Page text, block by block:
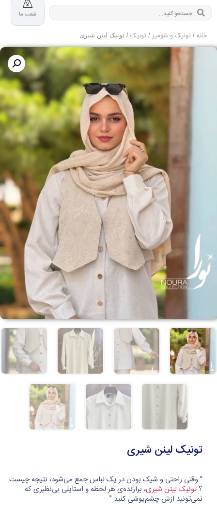
شعب ما
خانه / تونیک و شومیز / تونیک / تونیک لینن شیری
تونیک لینن شیری
” وقتی راحتی و شیک بودن در یک لباس جمع می‌شود، نتیجه چیست
؟تونیک لینن شیری، برازنده‌ی هر لحظه و استایلی بی‌نظیری که
نمی‌تونید ازش چشم‌پوشی کنید ”